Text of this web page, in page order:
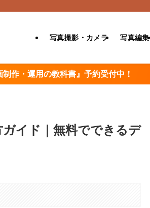
写真撮影・カメラ 写真編集
作・運用の教科書』予約受付中！
イド｜無料でできるデ